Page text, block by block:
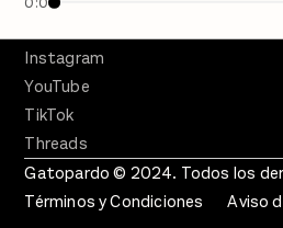
Instagram
YouTube
TikTok
Threads
Gatopardo © 2024. Todos los
Términos y Condiciones
Aviso